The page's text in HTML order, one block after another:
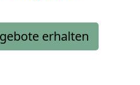
erhalten